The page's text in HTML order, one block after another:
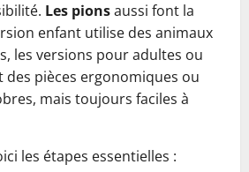
Les pionsaussi font la
enfant utilise des animaux
les versions pour adultes ou
pièces ergonomiques ou
mais toujours faciles à
les étapes essentielles :